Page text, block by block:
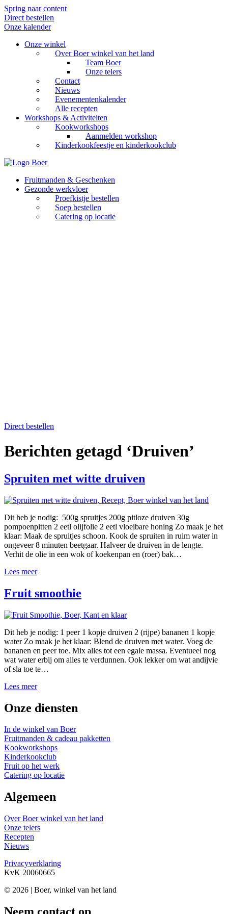
Spring naar content
Direct bestellen
Onze kalender
Onze winkel
Over Boer winkel van het land
Team Boer
Onze telers
Contact
Nieuws
Evenementenkalender
Alle recepten
Workshops & Activiteiten
Kookworkshops
Aanmelden workshop
Kinderkookfeestje en kinderkookclub
Fruitmanden & Geschenken
Gezonde werkvloer
Proefkistje bestellen
Soep bestellen
Catering op locatie
Direct bestellen
Berichten getagd ‘Druiven’
Spruiten met witte druiven
Dit heb je nodig: 500g spruitjes 200g pitloze druiven 30g
pompoenpitten 2 eetl olijfolie 2 eetl vloeibare honing Zo maak je het
klaar: Maak de spruitjes schoon. Kook de spruiten in ruim water in
ongeveer 8 minuten beetgaar. Halveer de druiven in de lengte.
Verhit de olie in een wok of koekenpan en (roer) bak…
Lees meer
Fruit smoothie
Dit heb je nodig: 1 peer 1 kopje druiven 2 (rijpe) bananen 1 kopje
water Zo maak je het klaar: Blend de druiven met water. Voeg de
bananen en peer toe. Mix alles tot een egale massa. Eventueel nog
wat water erbij om alles te verdunnen. Ook lekker om wat andijvie
of sla toe te…
Lees meer
Onze diensten
In de winkel van Boer
Fruitmanden & cadeau pakketten
Kookworkshops
Kinderkookclub
Fruit op het werk
Catering op locatie
Algemeen
Over Boer winkel van het land
Onze telers
Recepten
Nieuws
Privacyverklaring
KvK 20060665
© 2026 | Boer, winkel van het land